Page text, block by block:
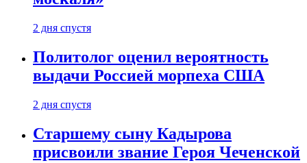
2 дня спустя
Политолог оценил вероятность
выдачи Россией морпеха США
2 дня спустя
Старшему сыну Кадырова
присвоили звание Героя Чеченской